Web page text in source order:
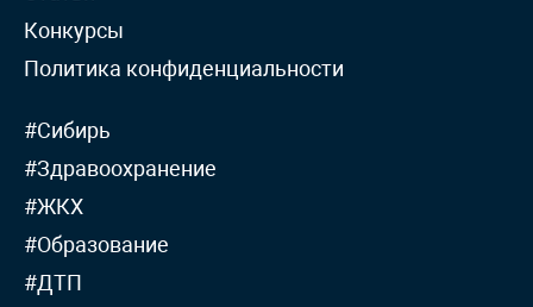
Конкурсы
Политика конфиденциальности
#Сибирь
#Здравоохранение
#ЖКХ
#Образование
#ДТП